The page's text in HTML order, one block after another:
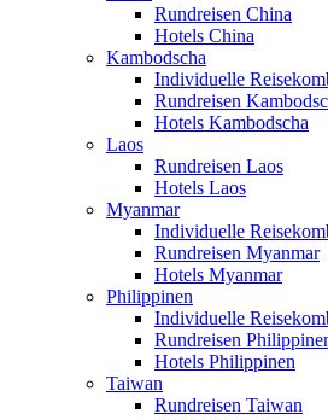
Rundreisen China
Hotels China
Kambodscha
Individuelle
Rundreisen
Hotels Kambodscha
Laos
Rundreisen Laos
Hotels Laos
Myanmar
Individuelle
Rundreisen Myanmar
Hotels Myanmar
Philippinen
Individuelle
Rundreisen
Hotels Philippinen
Taiwan
Rundreisen Taiwan